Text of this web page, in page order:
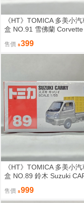
《HT》TOMICA 多美小汽
盒 NO.91 雪佛蘭 Corvette
售價 399
《HT》TOMICA 多美小汽
盒 NO.89 鈴木 Suzuki
售價 999